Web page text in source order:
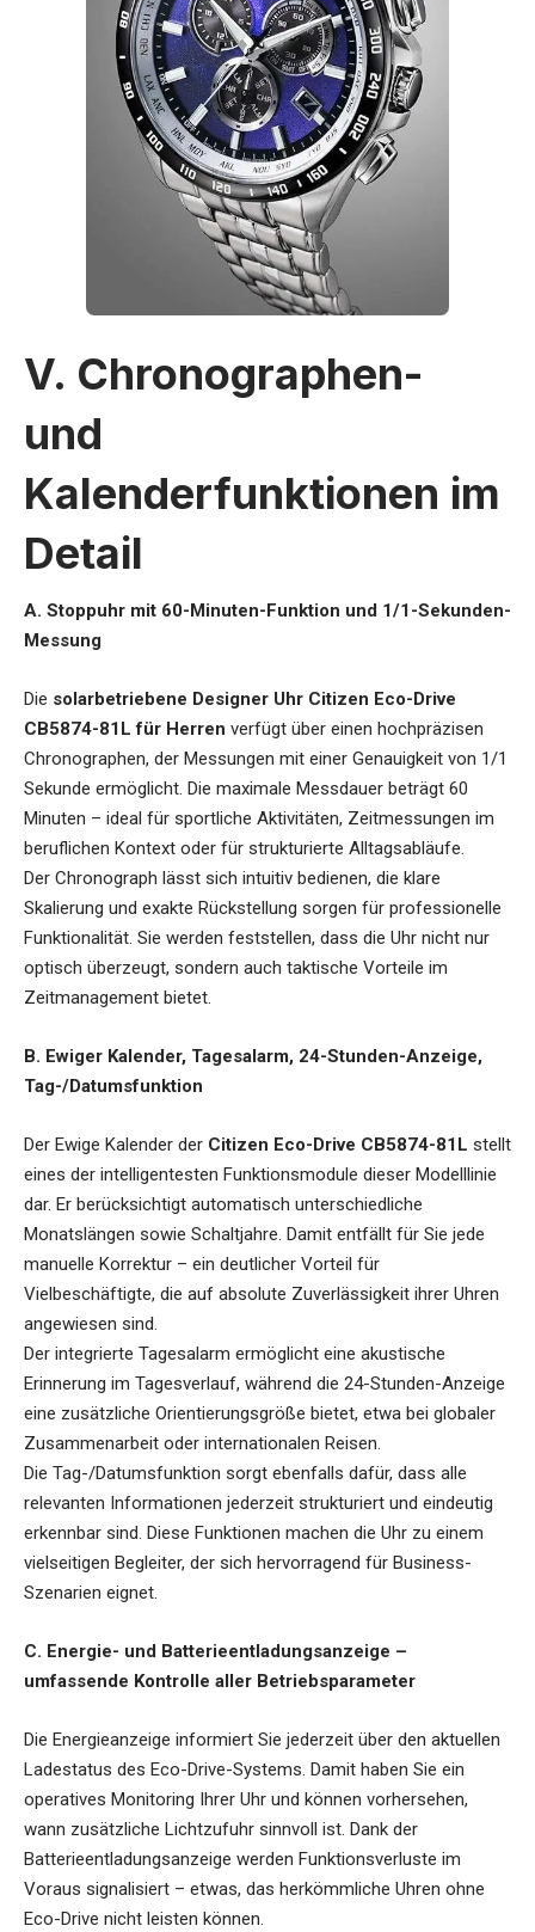
V. Chronographen-
und
Kalenderfunktionen im
Detail
A. Stoppuhr mit 60-Minuten-Funktion und 1/1-Sekunden-
Messung
Die solarbetriebene Designer Uhr Citizen Eco-Drive
CB5874-81L für Herren verfügt über einen hochpräzisen
Chronographen, der Messungen mit einer Genauigkeit von 1/1
Sekunde ermöglicht. Die maximale Messdauer beträgt 60
Minuten – ideal für sportliche Aktivitäten, Zeitmessungen im
beruflichen Kontext oder für strukturierte Alltagsabläufe.
Der Chronograph lässt sich intuitiv bedienen, die klare
Skalierung und exakte Rückstellung sorgen für professionelle
Funktionalität. Sie werden feststellen, dass die Uhr nicht nur
optisch überzeugt, sondern auch taktische Vorteile im
Zeitmanagement bietet.
B. Ewiger Kalender, Tagesalarm, 24-Stunden-Anzeige,
Tag-/Datumsfunktion
Der Ewige Kalender der Citizen Eco-Drive CB5874-81L stellt
eines der intelligentesten Funktionsmodule dieser Modelllinie
dar. Er berücksichtigt automatisch unterschiedliche
Monatslängen sowie Schaltjahre. Damit entfällt für Sie jede
manuelle Korrektur – ein deutlicher Vorteil für
Vielbeschäftigte, die auf absolute Zuverlässigkeit ihrer Uhren
angewiesen sind.
Der integrierte Tagesalarm ermöglicht eine akustische
Erinnerung im Tagesverlauf, während die 24-Stunden-Anzeige
eine zusätzliche Orientierungsgröße bietet, etwa bei globaler
Zusammenarbeit oder internationalen Reisen.
Die Tag-/Datumsfunktion sorgt ebenfalls dafür, dass alle
relevanten Informationen jederzeit strukturiert und eindeutig
erkennbar sind. Diese Funktionen machen die Uhr zu einem
vielseitigen Begleiter, der sich hervorragend für Business-
Szenarien eignet.
C. Energie- und Batterieentladungsanzeige –
umfassende Kontrolle aller Betriebsparameter
Die Energieanzeige informiert Sie jederzeit über den aktuellen
Ladestatus des Eco-Drive-Systems. Damit haben Sie ein
operatives Monitoring Ihrer Uhr und können vorhersehen,
wann zusätzliche Lichtzufuhr sinnvoll ist. Dank der
Batterieentladungsanzeige werden Funktionsverluste im
Voraus signalisiert – etwas, das herkömmliche Uhren ohne
Eco-Drive nicht leisten können.